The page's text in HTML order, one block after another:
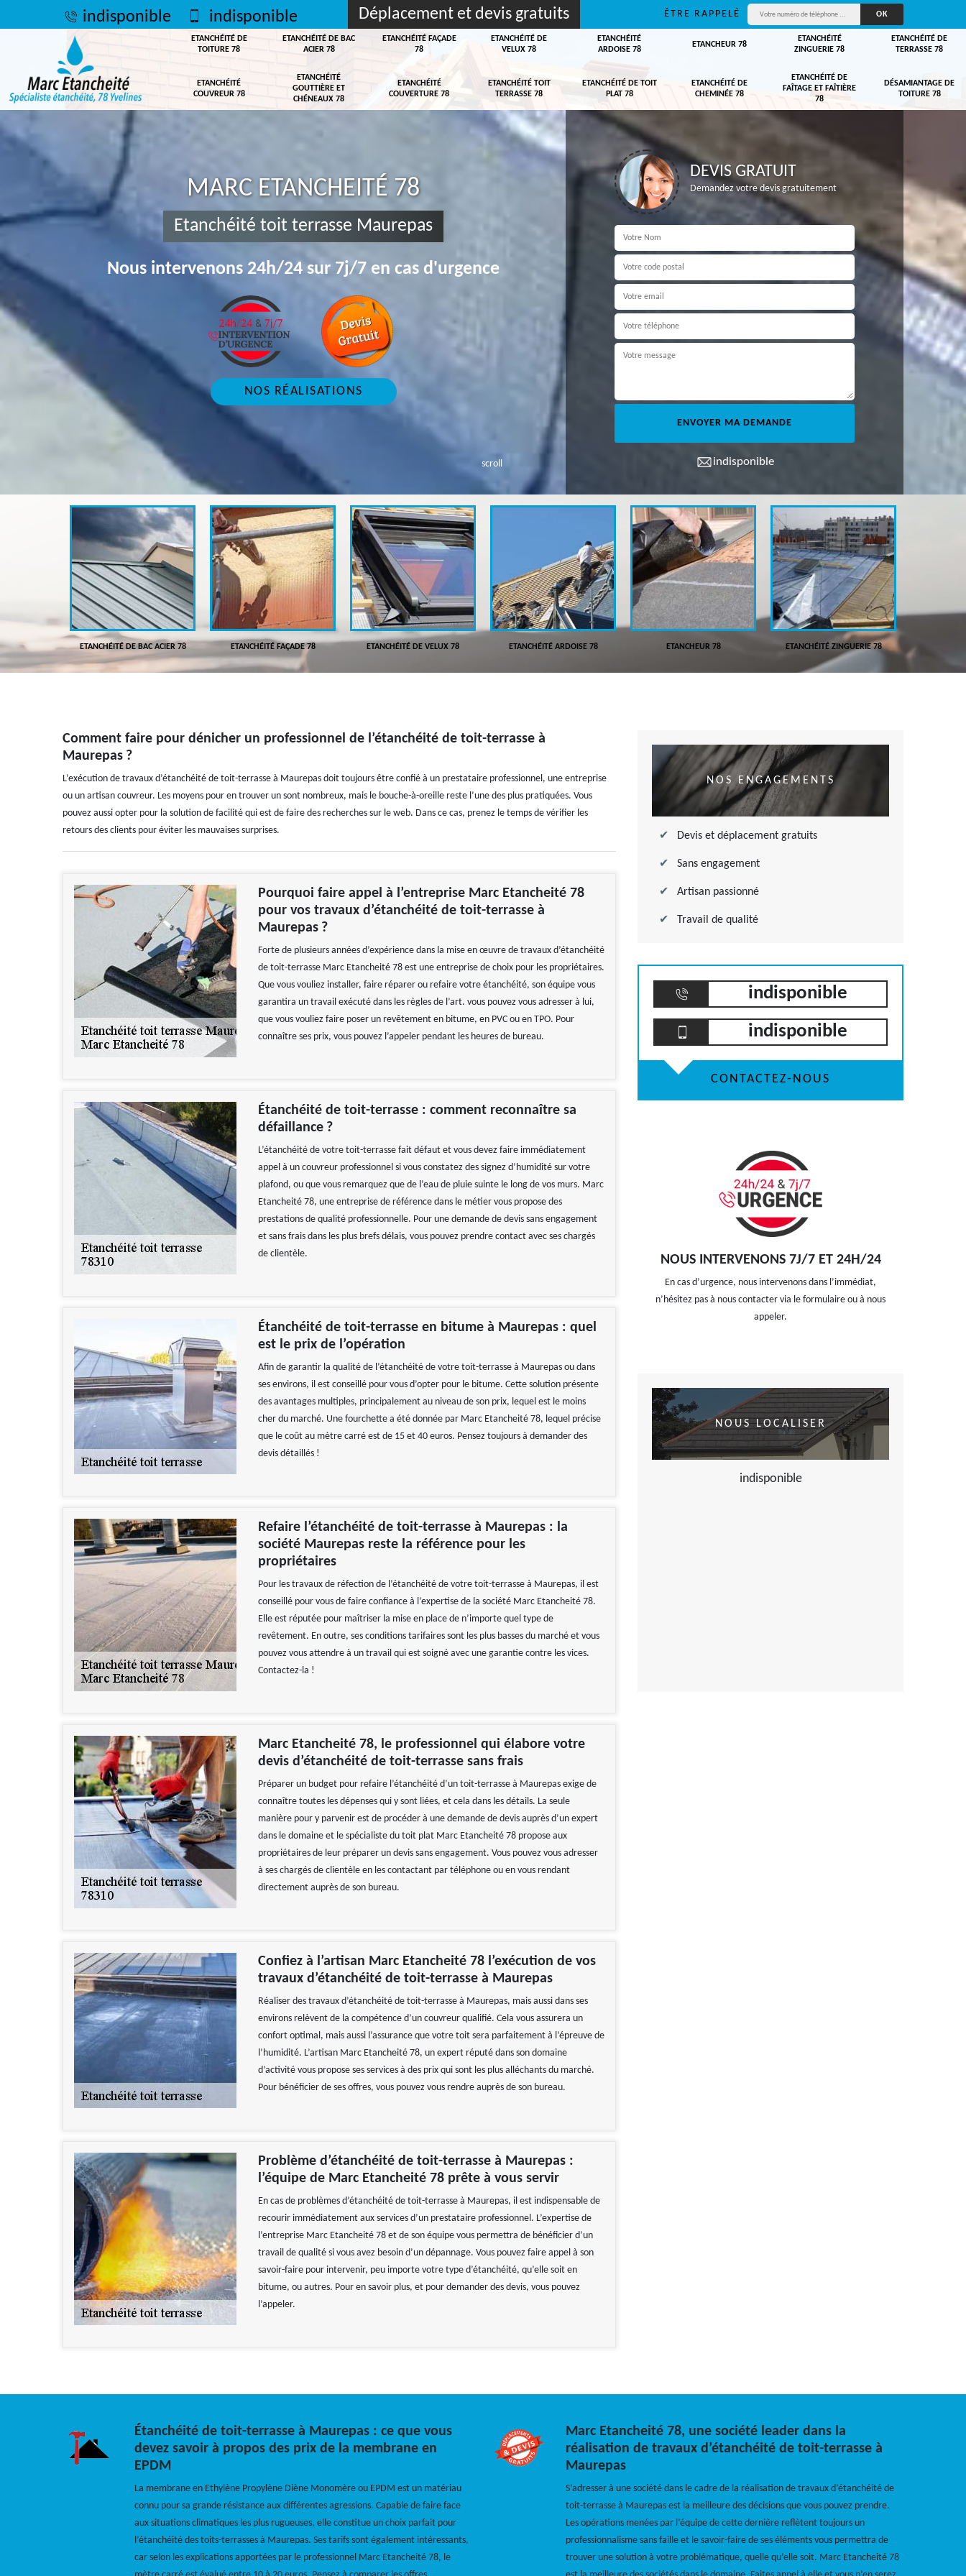
indisponible indisponible Déplacement et devis gratuits ÊTRE RAPPELÉ
ETANCHÉITÉ DE
TOITURE 78
ETANCHÉITÉ DE BAC
ACIER 78
ETANCHÉITÉ FAÇADE
78
ETANCHÉITÉ DE
VELUX 78
ETANCHÉITÉ
ARDOISE 78
ETANCHEUR 78
ETANCHÉITÉ
ZINGUERIE 78
ETANCHÉITÉ DE
TERRASSE 78
ETANCHÉITÉ
COUVREUR 78
ETANCHÉITÉ
GOUTTIÈRE ET
CHÉNEAUX 78
ETANCHÉITÉ
COUVERTURE 78
ETANCHÉITÉ TOIT
TERRASSE 78
ETANCHÉITÉ DE TOIT
PLAT 78
ETANCHÉITÉ DE
CHEMINÉE 78
ETANCHÉITÉ DE
FAÎTAGE ET FAÎTIÈRE
78
DÉSAMIANTAGE DE
TOITURE 78
scroll
MARC ETANCHEITÉ 78
Etanchéité toit terrasse Maurepas
Nous intervenons 24h/24 sur 7j/7 en cas d'urgence
NOS RÉALISATIONS
DEVIS GRATUIT
Demandez votre devis gratuitement
indisponible
78 ETANCHÉITÉ DE BAC ACIER 78 ETANCHÉITÉ FAÇADE 78 ETANCHÉITÉ DE VELUX 78 ETANCHÉITÉ ARDOISE 78 ETANCHEUR 78 ETANCHÉITÉ ZINGUERIE 78
Comment faire pour dénicher un professionnel de l’étanchéité de toit-terrasse à
Maurepas ?
L’exécution de travaux d’étanchéité de toit-terrasse à Maurepas doit toujours être confié à un prestataire professionnel, une entreprise
ou un artisan couvreur. Les moyens pour en trouver un sont nombreux, mais le bouche-à-oreille reste l’une des plus pratiquées. Vous
pouvez aussi opter pour la solution de facilité qui est de faire des recherches sur le web. Dans ce cas, prenez le temps de vérifier les
retours des clients pour éviter les mauvaises surprises.
Pourquoi faire appel à l’entreprise Marc Etancheité 78
pour vos travaux d’étanchéité de toit-terrasse à
Maurepas ?
Forte de plusieurs années d’expérience dans la mise en œuvre de travaux d’étanchéité
de toit-terrasse Marc Etancheité 78 est une entreprise de choix pour les propriétaires.
Que vous vouliez installer, faire réparer ou refaire votre étanchéité, son équipe vous
garantira un travail exécuté dans les règles de l’art. vous pouvez vous adresser à lui,
que vous vouliez faire poser un revêtement en bitume, en PVC ou en TPO. Pour
connaître ses prix, vous pouvez l’appeler pendant les heures de bureau.
Étanchéité de toit-terrasse : comment reconnaître sa
défaillance ?
L’étanchéité de votre toit-terrasse fait défaut et vous devez faire immédiatement
appel à un couvreur professionnel si vous constatez des signez d’humidité sur votre
plafond, ou que vous remarquez que de l’eau de pluie suinte le long de vos murs. Marc
Etancheité 78, une entreprise de référence dans le métier vous propose des
prestations de qualité professionnelle. Pour une demande de devis sans engagement
et sans frais dans les plus brefs délais, vous pouvez prendre contact avec ses chargés
de clientèle.
Étanchéité de toit-terrasse en bitume à Maurepas : quel
est le prix de l’opération
Afin de garantir la qualité de l’étanchéité de votre toit-terrasse à Maurepas ou dans
ses environs, il est conseillé pour vous d’opter pour le bitume. Cette solution présente
des avantages multiples, principalement au niveau de son prix, lequel est le moins
cher du marché. Une fourchette a été donnée par Marc Etancheité 78, lequel précise
que le coût au mètre carré est de 15 et 40 euros. Pensez toujours à demander des
devis détaillés !
Refaire l’étanchéité de toit-terrasse à Maurepas : la
société Maurepas reste la référence pour les
propriétaires
Pour les travaux de réfection de l’étanchéité de votre toit-terrasse à Maurepas, il est
conseillé pour vous de faire confiance à l’expertise de la société Marc Etancheité 78.
Elle est réputée pour maîtriser la mise en place de n’importe quel type de
revêtement. En outre, ses conditions tarifaires sont les plus basses du marché et vous
pouvez vous attendre à un travail qui est soigné avec une garantie contre les vices.
Contactez-la !
Marc Etancheité 78, le professionnel qui élabore votre
devis d’étanchéité de toit-terrasse sans frais
Préparer un budget pour refaire l’étanchéité d’un toit-terrasse à Maurepas exige de
connaître toutes les dépenses qui y sont liées, et cela dans les détails. La seule
manière pour y parvenir est de procéder à une demande de devis auprès d’un expert
dans le domaine et le spécialiste du toit plat Marc Etancheité 78 propose aux
propriétaires de leur préparer un devis sans engagement. Vous pouvez vous adresser
à ses chargés de clientèle en les contactant par téléphone ou en vous rendant
directement auprès de son bureau.
Confiez à l’artisan Marc Etancheité 78 l’exécution de vos
travaux d’étanchéité de toit-terrasse à Maurepas
Réaliser des travaux d’étanchéité de toit-terrasse à Maurepas, mais aussi dans ses
environs relèvent de la compétence d’un couvreur qualifié. Cela vous assurera un
confort optimal, mais aussi l’assurance que votre toit sera parfaitement à l’épreuve de
l’humidité. L’artisan Marc Etancheité 78, un expert réputé dans son domaine
d’activité vous propose ses services à des prix qui sont les plus alléchants du marché.
Pour bénéficier de ses offres, vous pouvez vous rendre auprès de son bureau.
Problème d’étanchéité de toit-terrasse à Maurepas :
l’équipe de Marc Etancheité 78 prête à vous servir
En cas de problèmes d’étanchéité de toit-terrasse à Maurepas, il est indispensable de
recourir immédiatement aux services d’un prestataire professionnel. L’expertise de
l’entreprise Marc Etancheité 78 et de son équipe vous permettra de bénéficier d’un
travail de qualité si vous avez besoin d’un dépannage. Vous pouvez faire appel à son
savoir-faire pour intervenir, peu importe votre type d’étanchéité, qu’elle soit en
bitume, ou autres. Pour en savoir plus, et pour demander des devis, vous pouvez
l’appeler.
NOS ENGAGEMENTS
Devis et déplacement gratuits
Sans engagement
Artisan passionné
Travail de qualité
indisponible
indisponible
CONTACTEZ-NOUS
NOUS INTERVENONS 7J/7 ET 24H/24
En cas d’urgence, nous intervenons dans l’immédiat,
n’hésitez pas à nous contacter via le formulaire ou à nous
appeler.
NOUS LOCALISER
indisponible
Étanchéité de toit-terrasse à Maurepas : ce que vous
devez savoir à propos des prix de la membrane en
EPDM
La membrane en Ethylène Propylène Diène Monomère ou EPDM est un matériau
connu pour sa grande résistance aux différentes agressions. Capable de faire face
aux situations climatiques les plus rugueuses, elle constitue un choix parfait pour
l’étanchéité des toits-terrasses à Maurepas. Ses tarifs sont également intéressants,
car selon les explications apportées par le professionnel Marc Etancheité 78, le
Marc Etancheité 78, une société leader dans la
réalisation de travaux d’étanchéité de toit-terrasse à
Maurepas
S’adresser à une société dans le cadre de la réalisation de travaux d’étanchéité de
toit-terrasse à Maurepas est la meilleure des décisions que vous pouvez prendre.
Les opérations menées par l’équipe de cette dernière reflètent toujours un
professionnalisme sans faille et le savoir-faire de ses éléments vous permettra de
trouver une solution à votre problématique, quelle qu’elle soit. Marc Etancheité 78